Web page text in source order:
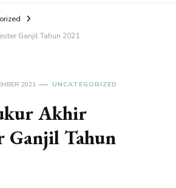
Ganjil Tahun 2021
2021 UNCATEGORIZED
Akhir
Ganjil Tahun